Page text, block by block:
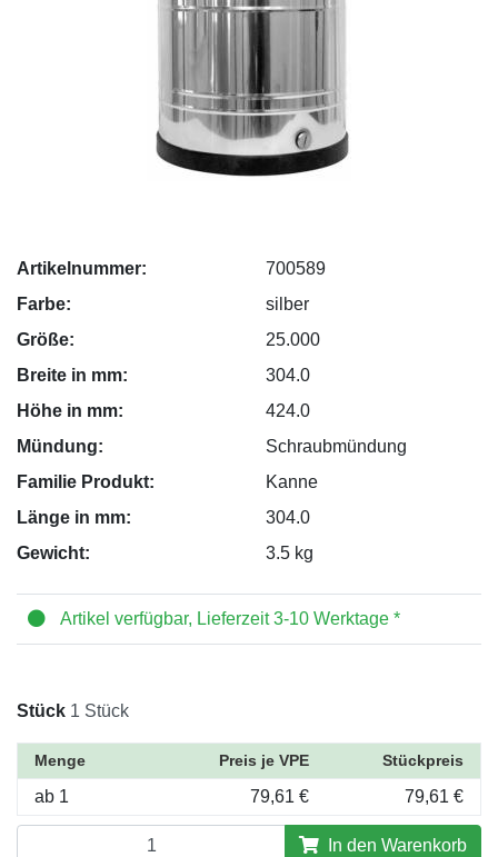
Artikelnummer:
700589
Farbe:
silber
Größe:
25.000
Breite in mm:
304.0
Höhe in mm:
424.0
Mündung:
Schraubmündung
Familie Produkt:
Kanne
Länge in mm:
304.0
Gewicht:
3.5 kg
Artikel verfügbar, Lieferzeit 3-10 Werktage *
Stück 1 Stück
Menge Preis je VPE Stückpreis
ab 1 79,61 € 79,61 €
In den Warenkorb